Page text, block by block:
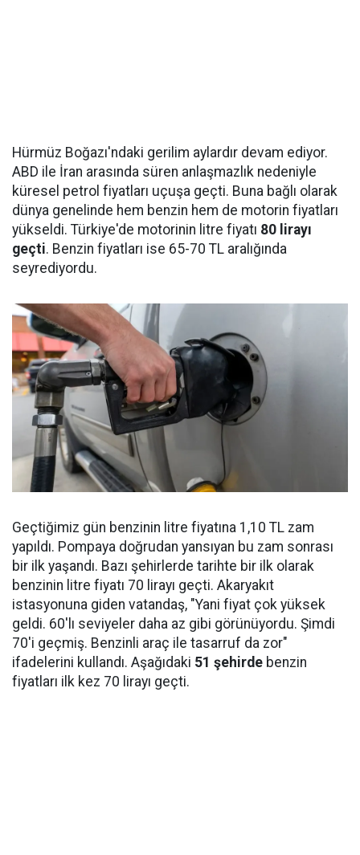
Hürmüz Boğazı'ndaki gerilim aylardır devam ediyor.
ABD ile İran arasında süren anlaşmazlık nedeniyle
küresel petrol fiyatları uçuşa geçti. Buna bağlı olarak
dünya genelinde hem benzin hem de motorin fiyatları
yükseldi. Türkiye'de motorinin litre fiyatı 80 lirayı
geçti. Benzin fiyatları ise 65-70 TL aralığında
seyrediyordu.
Geçtiğimiz gün benzinin litre fiyatına 1,10 TL zam
yapıldı. Pompaya doğrudan yansıyan bu zam sonrası
bir ilk yaşandı. Bazı şehirlerde tarihte bir ilk olarak
benzinin litre fiyatı 70 lirayı geçti. Akaryakıt
istasyonuna giden vatandaş, "Yani fiyat çok yüksek
geldi. 60'lı seviyeler daha az gibi görünüyordu. Şimdi
70'i geçmiş. Benzinli araç ile tasarruf da zor"
ifadelerini kullandı. Aşağıdaki 51 şehirde benzin
fiyatları ilk kez 70 lirayı geçti.